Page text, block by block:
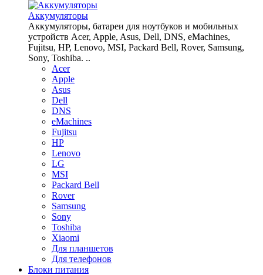
Аккумуляторы
Аккумуляторы, батареи для ноутбуков и мобильных
устройств Acer, Apple, Asus, Dell, DNS, eMachines,
Fujitsu, HP, Lenovo, MSI, Packard Bell, Rover, Samsung,
Sony, Toshiba. ..
Acer
Apple
Asus
Dell
DNS
eMachines
Fujitsu
HP
Lenovo
LG
MSI
Packard Bell
Rover
Samsung
Sony
Toshiba
Xiaomi
Для планшетов
Для телефонов
Блоки питания